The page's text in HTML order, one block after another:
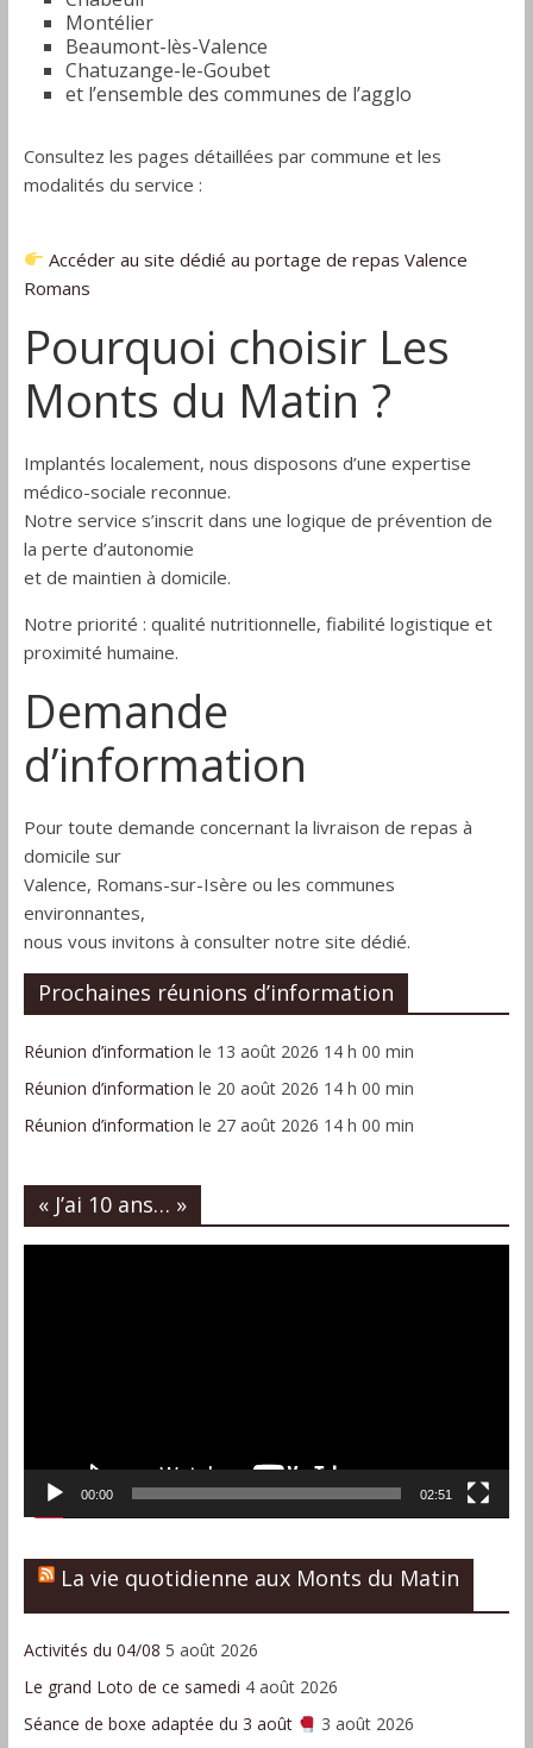
Montélier
Beaumont-lès-Valence
Chatuzange-le-Goubet
et l’ensemble des communes de l’agglo
Consultez les pages détaillées par commune et les
modalités du service :
Accéder au site dédié au portage de repas Valence
Romans
Pourquoi choisir Les
Monts du Matin ?
Implantés localement, nous disposons d’une expertise
médico-sociale reconnue.
Notre service s’inscrit dans une logique de prévention de
la perte d’autonomie
et de maintien à domicile.
Notre priorité : qualité nutritionnelle, fiabilité logistique et
proximité humaine.
Demande
d’information
Pour toute demande concernant la livraison de repas à
domicile sur
Valence, Romans-sur-Isère ou les communes
environnantes,
nous vous invitons à consulter notre site dédié.
Prochaines réunions d’information
Réunion d’information le 13 août 2026 14 h 00 min
Réunion d’information le 20 août 2026 14 h 00 min
Réunion d’information le 27 août 2026 14 h 00 min
« J’ai 10 ans… »
00:00 02:51
La vie quotidienne aux Monts du Matin
Activités du 04/08 5 août 2026
Le grand Loto de ce samedi 4 août 2026
Séance de boxe adaptée du 3 août
3 août 2026